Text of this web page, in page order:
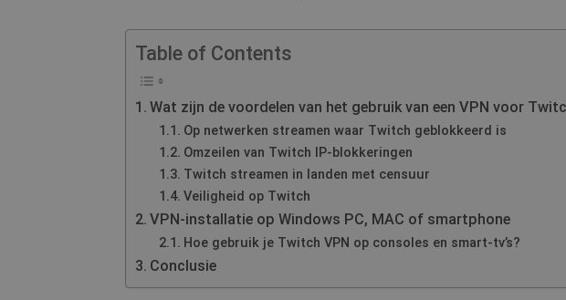
Table of Contents
Wat zijn de voordelen van het gebruik van een VPN voor
Op netwerken streamen waar Twitch geblokkeerd is
Omzeilen van Twitch IP-blokkeringen
Twitch streamen in landen met censuur
Veiligheid op Twitch
VPN-installatie op Windows PC, MAC of smartphone
Hoe gebruik je Twitch VPN op consoles en smart-tv’s?
Conclusie